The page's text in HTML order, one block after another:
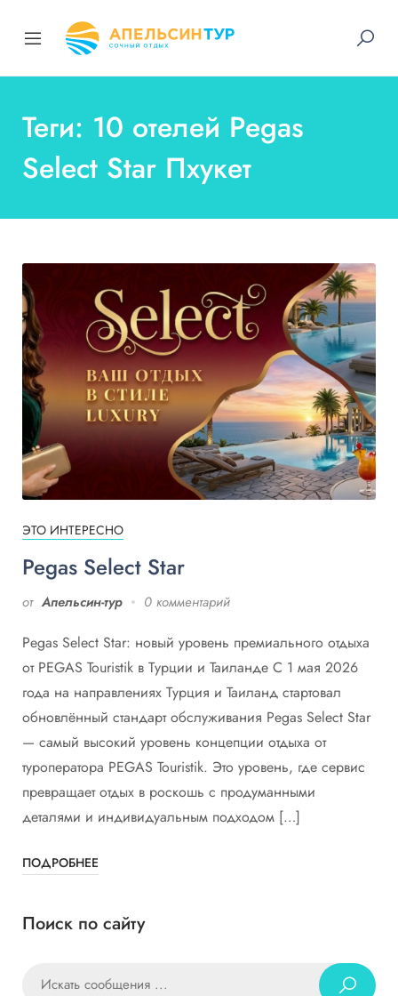
Теги: 10 отелей Pegas
Select Star Пхукет
ЭТО ИНТЕРЕСНО
Pegas Select Star
от Апельсин-тур 0 комментарий
Pegas Select Star: новый уровень премиального отдыха
от PEGAS Touristik в Турции и Таиланде С 1 мая 2026
года на направлениях Турция и Таиланд стартовал
обновлённый стандарт обслуживания Pegas Select Star
— самый высокий уровень концепции отдыха от
туроператора PEGAS Touristik. Это уровень, где сервис
превращает отдых в роскошь с продуманными
деталями и индивидуальным подходом […]
ПОДРОБНЕЕ
Поиск по сайту